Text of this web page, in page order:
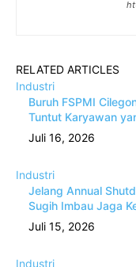
RELATED ARTICLES
Industri
Buruh FSPMI
Tuntut Karyawan
Juli 16, 2026
Industri
Jelang Annual
Sugih Imbau Jaga
Juli 15, 2026
Industri